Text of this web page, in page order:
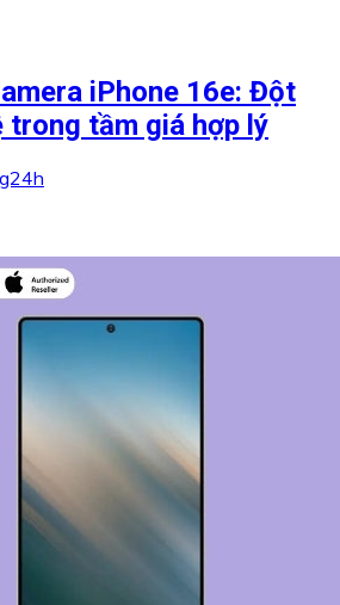
iPhone 16e: Đột
trong tầm giá hợp lý